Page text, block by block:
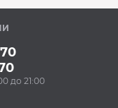
до 21:00